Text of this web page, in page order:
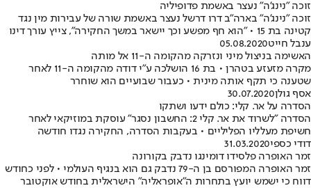
זוכה "נינג'ה" נעצר באשמת פדופיליה
זוכה "נינג'ה" בארה"ב דרו דרשל נעצר באשמת שורה של עבירות מין נגד
קטינה בת 15 • "הוא חף מפשע וכך יישאר במשך החקירה", צייץ עורך דינו
ענבל חייט05.08.2020
האשימה בניצול מיני ונזרקה מהקומה ה-11 אל מותה
מקרה מזעזע בטהרן • בת 16 הושלכה ע"י דודה מהקומה ה-11 לאחר
שטענה כי תקף אותה מינית • כעבור שבועיים הוא שוחרר
אסף גולן30.07.2020
הסדרה על אר. קלי: כולם ידעו ושתקו
הסדרה "לשרוד את אר. קלי 2: החשבון נסגר" עוסקת במוזיקאי לאחר
חשיפת מעלליו הפליליים • בעקבות הסדרה, החקירה נגדו חודשה
דודי כספי31.03.2020
זמר האופרה פלסידו דומינגו נדבק בקורונה
זמר האופרה המפורסם בן ה-79 נדבק גם הוא בנגיף העולמי • לפני כחודש
דווח כי ישמש יועץ בתחרות ה"אופראליה" הישראלית בחודש אוקטובר